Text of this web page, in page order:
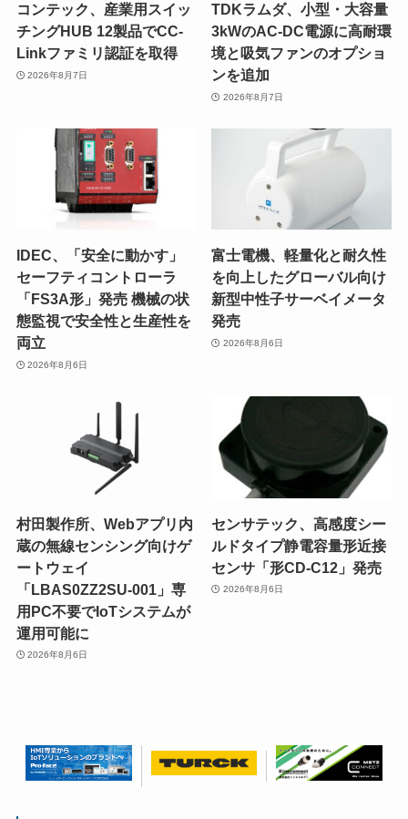
コンテック、産業用スイッ
チングHUB 12製品でCC-
Linkファミリ認証を取得
2026年8月7日
TDKラムダ、小型・大容量
3kWのAC-DC電源に高耐環
境と吸気ファンのオプショ
ンを追加
2026年8月7日
IDEC、「安全に動かす」
セーフティコントローラ
「FS3A形」発売 機械の状
態監視で安全性と生産性を
両立
2026年8月6日
富士電機、軽量化と耐久性
を向上したグローバル向け
新型中性子サーベイメータ
発売
2026年8月6日
村田製作所、Webアプリ内
蔵の無線センシング向けゲ
ートウェイ
「LBAS0ZZ2SU-001」専
用PC不要でIoTシステムが
運用可能に
2026年8月6日
センサテック、高感度シー
ルドタイプ静電容量形近接
センサ「形CD-C12」発売
2026年8月6日